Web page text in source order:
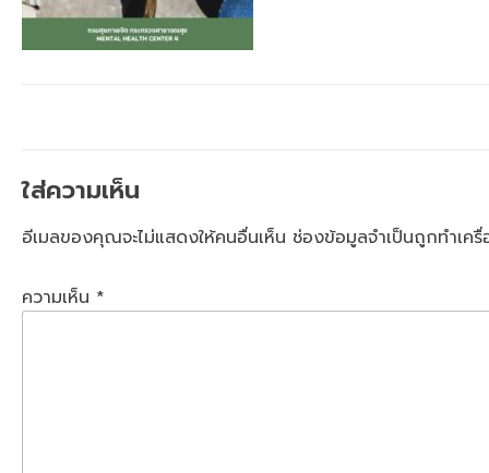
ใส่ความเห็น
อีเมลของคุณจะไม่แสดงให้คนอื่นเห็น ช่องข้อมูลจำเป็นถูกทำเค
ความเห็น *